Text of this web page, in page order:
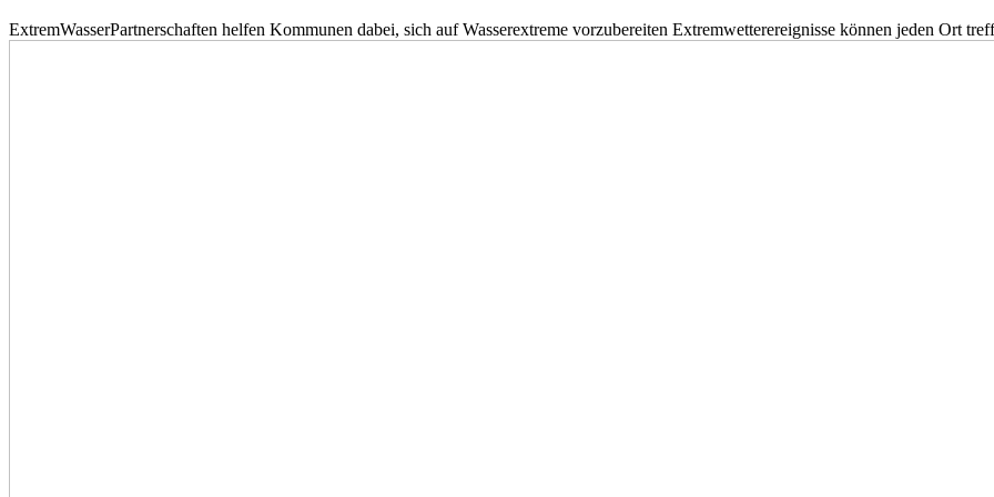
ExtremWasserPartnerschaften helfen Kommunen dabei, sich auf Wasserextreme vorzubereiten Extremwetterereignisse können jeden Ort